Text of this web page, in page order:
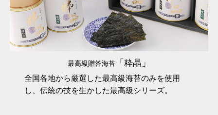
最高級贈答海苔 「粋晶」
全国各地から厳選した最高級海苔のみを使用
し、伝統の技を生かした最高級シリーズ。